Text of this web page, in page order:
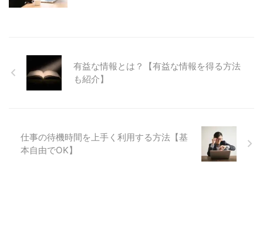
有益な情報とは？【有益な情報を得る方法
も紹介】
仕事の待機時間を上手く利用する方法【基
本自由でOK】